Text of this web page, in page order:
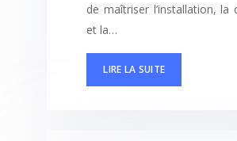
de maîtriser l’installation, la
et la…
LIRE LA SUITE